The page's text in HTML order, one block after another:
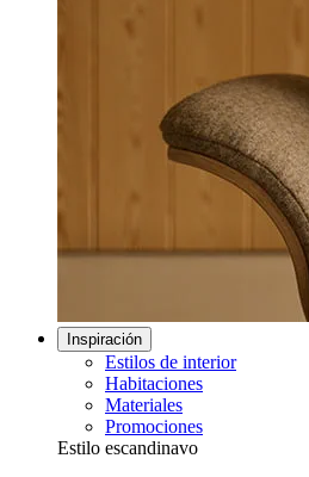
Inspiración
Estilos de interior
Habitaciones
Materiales
Promociones
Estilo escandinavo